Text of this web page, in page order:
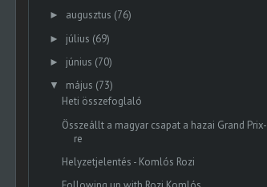
► augusztus (76)
► július (69)
► június (70)
▼ május (73)
Heti összefoglaló
Összeállt a magyar csapat a hazai Grand Prix-
re
Helyzetjelentés - Komlós Rozi